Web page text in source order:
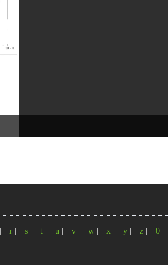
r s t u v w x y z 0